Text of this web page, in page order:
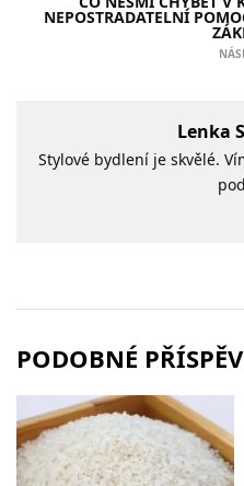
NEPOSTRADATELNÍ
Lenka
Stylové bydlení je skvělé.
PODOBNÉ